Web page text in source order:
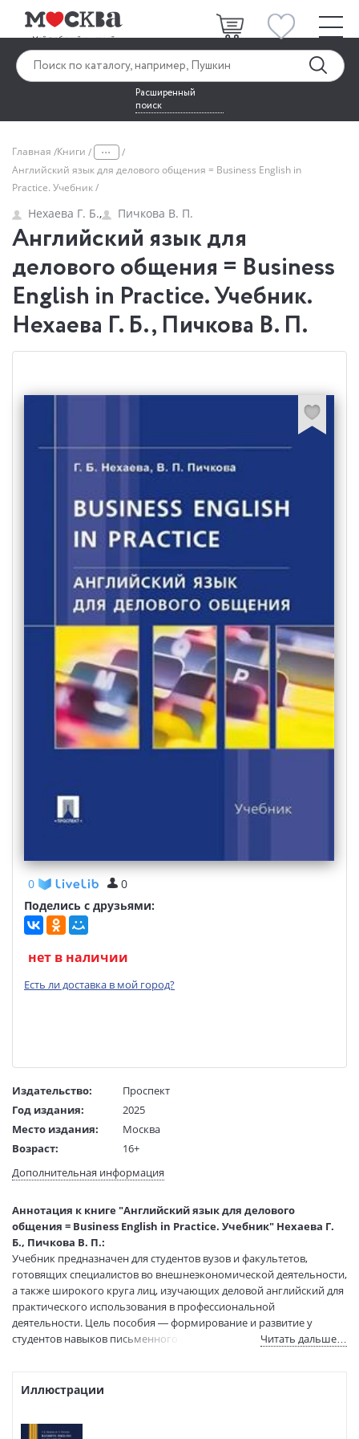
Расширенный
поиск
Главная Книги ...
Английский язык для делового общения = Business English in
Practice. Учебник
Нехаева Г. Б., Пичкова В. П.
Английский язык для
делового общения = Business
English in Practice. Учебник.
Нехаева Г. Б., Пичкова В. П.
0
0
Поделись с друзьями:
нет в наличии
Есть ли доставка в мой город?
Издательство:
Проспект
Год издания:
2025
Место издания:
Москва
Возраст:
16+
Язык текста:
русский
Формат:
60х90 1/16
Размеры в мм
(ДхШхВ):
215x145x25
Вес:
540 гр.
Страниц:
460
Тираж:
200 экз.
Код товара:
1209877
Артикул:
248853
Дополнительная информация
Аннотация к книге "Английский язык для делового
общения = Business English in Practice. Учебник" Нехаева Г.
Б., Пичкова В. П.:
Учебник предназначен для студентов вузов и факультетов,
готовящих специалистов во внешнеэкономической деятельности,
а также широкого круга лиц, изучающих деловой английский для
практического использования в профессиональной
деятельности. Цель пособия — формирование и развитие у
студентов навыков письменного и устного делового общения,
Читать дальше…
Иллюстрации